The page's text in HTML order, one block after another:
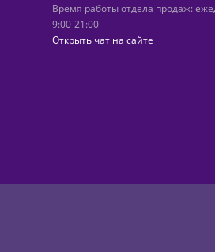
Время работы отдела продаж:
9:00-21:00
Открыть чат на сайте